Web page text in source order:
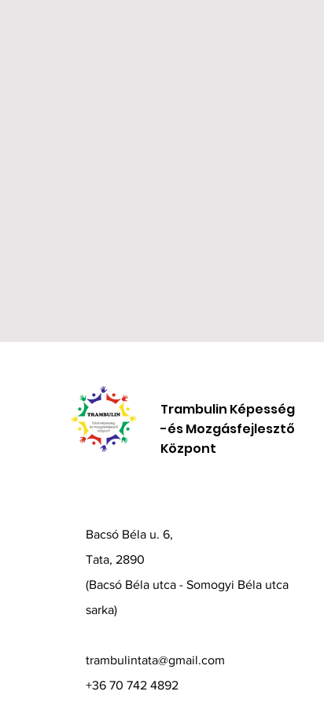
Trambulin Képesség
-és Mozgásfejlesztő
Központ
Bacsó Béla u. 6,
Tata, 2890
(Bacsó Béla utca - Somogyi Béla utca
sarka)
trambulintata@gmail.com
+36 70 742 4892